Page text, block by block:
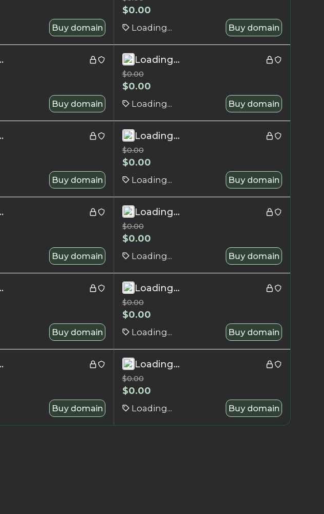
Buy domain
$0.00
Loading... Buy domain
Buy domain
Loading...
$0.00
$0.00
Loading... Buy domain
Buy domain
Loading...
$0.00
$0.00
Loading... Buy domain
Buy domain
Loading...
$0.00
$0.00
Loading... Buy domain
Buy domain
Loading...
$0.00
$0.00
Loading... Buy domain
Buy domain
Loading...
$0.00
$0.00
Loading... Buy domain